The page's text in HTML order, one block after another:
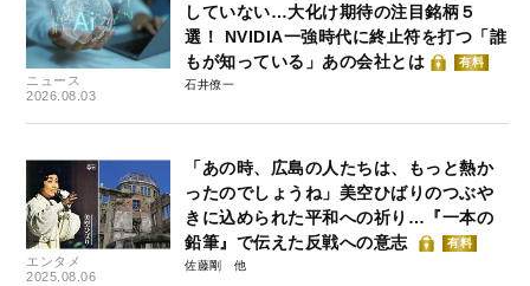
ニュース
2026.08.03
していない…大化け期待の注目銘柄５
選！ NVIDIA一強時代に終止符を打つ「誰
もが知っている」あの会社とは
有料
石井僚一
エンタメ
2025.08.06
「あの時、広島の人たちは、もっと熱か
ったのでしょうね」美空ひばりのつぶや
きに込められた平和への祈り…『一本の
鉛筆』で伝えた反戦への意志
有料
佐藤剛